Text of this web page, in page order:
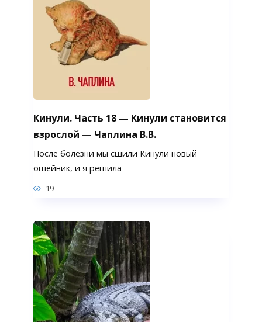
Кинули. Часть 18 — Кинули становится
взрослой — Чаплина В.В.
После болезни мы сшили Кинули новый
ошейник, и я решила
19